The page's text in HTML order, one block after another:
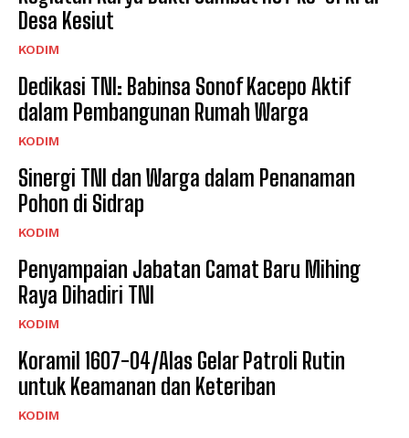
Desa Kesiut
KODIM
Dedikasi TNI: Babinsa Sonof Kacepo Aktif
dalam Pembangunan Rumah Warga
KODIM
Sinergi TNI dan Warga dalam Penanaman
Pohon di Sidrap
KODIM
Penyampaian Jabatan Camat Baru Mihing
Raya Dihadiri TNI
KODIM
Koramil 1607-04/Alas Gelar Patroli Rutin
untuk Keamanan dan Keteriban
KODIM